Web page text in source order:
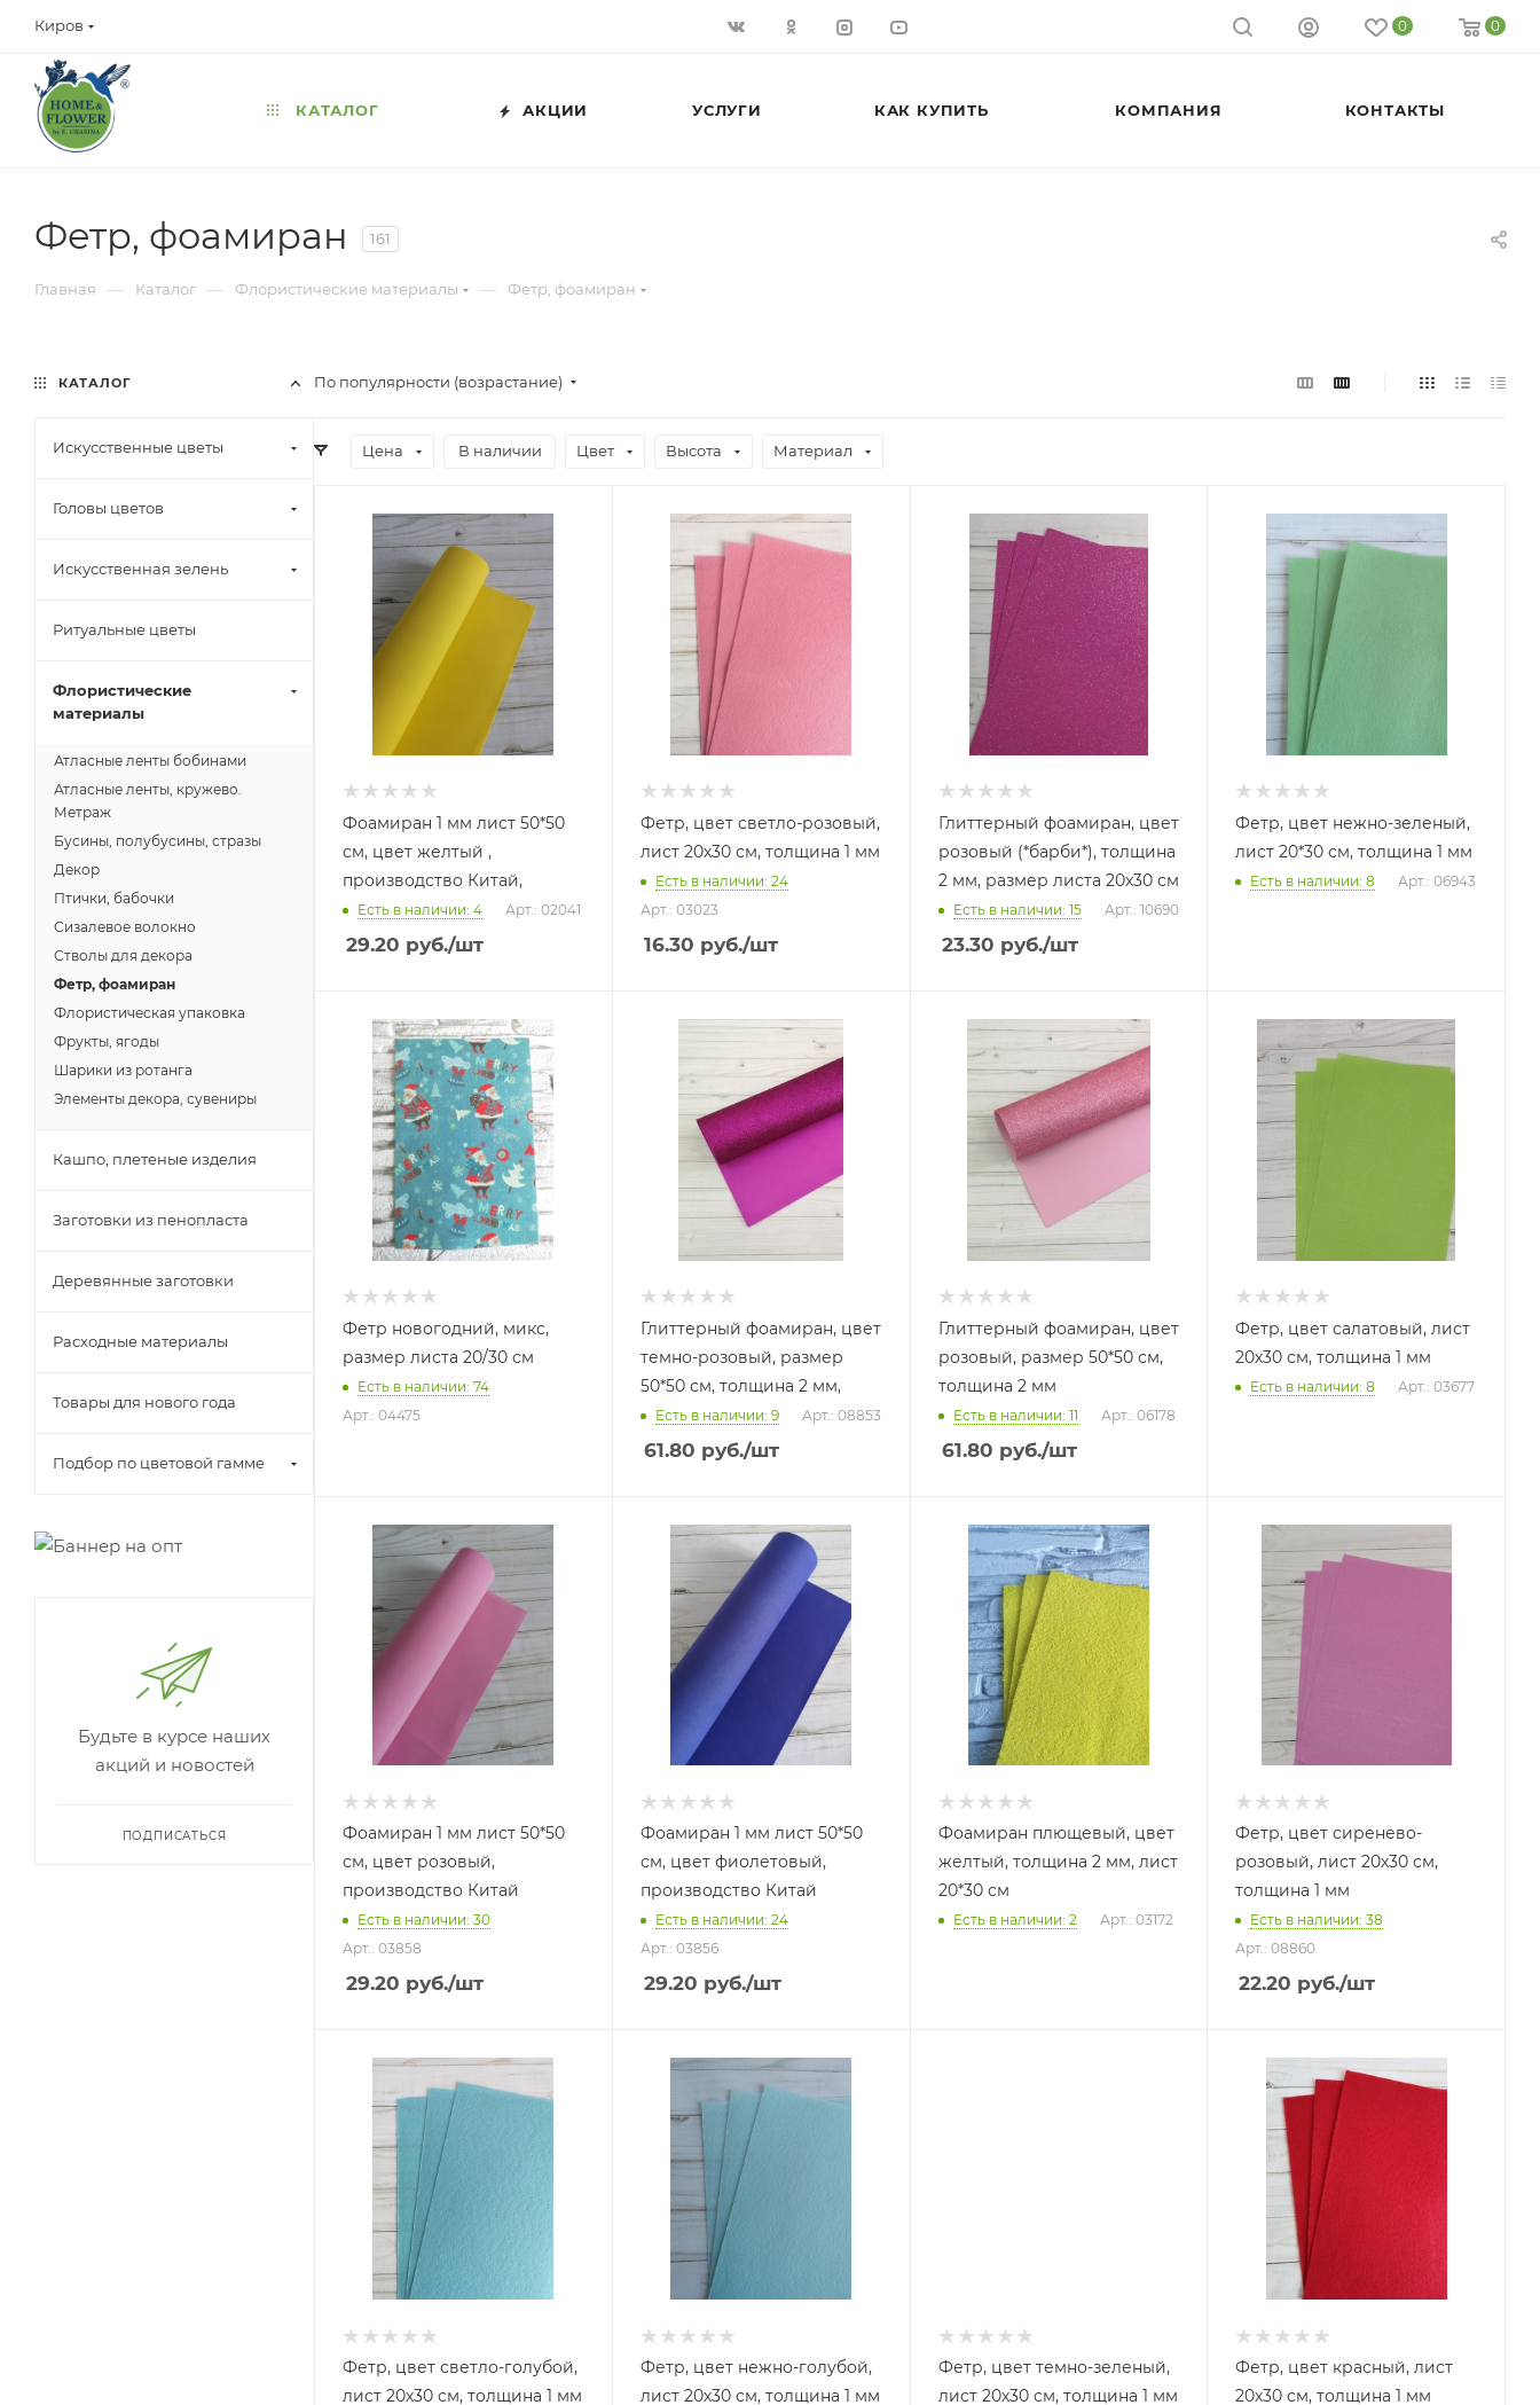
Киров 0 0
КАТАЛОГ АКЦИИ УСЛУГИ КАК КУПИТЬ КОМПАНИЯ КОНТАКТЫ
Фетр, фоамиран 161
Главная — Каталог — Флористические материалы — Фетр, фоамиран
По популярности (возрастание)
Цена В наличии Цвет Высота Материал
Фоамиран 1 мм лист 50*50
см, цвет желтый ,
производство Китай,
Есть в наличии: 4 Арт.: 02041
29.20 руб./шт
Фетр, цвет светло-розовый,
лист 20х30 см, толщина 1 мм
Есть в наличии: 24
Арт.: 03023
16.30 руб./шт
Глиттерный фоамиран, цвет
розовый (*барби*), толщина
2 мм, размер листа 20х30 см
Есть в наличии: 15 Арт.: 10690
23.30 руб./шт
Фетр, цвет нежно-зеленый,
лист 20*30 см, толщина 1 мм
Есть в наличии: 8 Арт.: 06943
Фетр новогодний, микс,
размер листа 20/30 см
Есть в наличии: 74
Арт.: 04475
Глиттерный фоамиран, цвет
темно-розовый, размер
50*50 см, толщина 2 мм,
Есть в наличии: 9 Арт.: 08853
61.80 руб./шт
Глиттерный фоамиран, цвет
розовый, размер 50*50 см,
толщина 2 мм
Есть в наличии: 11 Арт.: 06178
61.80 руб./шт
Фетр, цвет салатовый, лист
20х30 см, толщина 1 мм
Есть в наличии: 8 Арт.: 03677
Фоамиран 1 мм лист 50*50
см, цвет розовый,
производство Китай
Есть в наличии: 30
Арт.: 03858
29.20 руб./шт
Фоамиран 1 мм лист 50*50
см, цвет фиолетовый,
производство Китай
Есть в наличии: 24
Арт.: 03856
29.20 руб./шт
Фоамиран плющевый, цвет
желтый, толщина 2 мм, лист
20*30 см
Есть в наличии: 2 Арт.: 03172
Фетр, цвет сиренево-
розовый, лист 20х30 см,
толщина 1 мм
Есть в наличии: 38
Арт.: 08860
22.20 руб./шт
Фетр, цвет светло-голубой,
лист 20х30 см, толщина 1 мм
Фетр, цвет нежно-голубой,
лист 20х30 см, толщина 1 мм
Фетр, цвет темно-зеленый,
лист 20х30 см, толщина 1 мм
Фетр, цвет красный, лист
20х30 см, толщина 1 мм
КАТАЛОГ
Искусственные цветы
Головы цветов
Искусственная зелень
Ритуальные цветы
Флористические
материалы
Атласные ленты бобинами
Атласные ленты, кружево.
Метраж
Бусины, полубусины, стразы
Декор
Птички, бабочки
Сизалевое волокно
Стволы для декора
Фетр, фоамиран
Флористическая упаковка
Фрукты, ягоды
Шарики из ротанга
Элементы декора, сувениры
Кашпо, плетеные изделия
Заготовки из пенопласта
Деревянные заготовки
Расходные материалы
Товары для нового года
Подбор по цветовой гамме
Будьте в курсе наших
акций и новостей
ПОДПИСАТЬСЯ